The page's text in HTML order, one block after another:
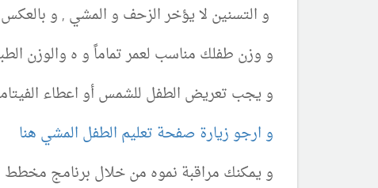
و التسنين لا يؤخر الزحف و المشي , و
و وزن طفلك مناسب لعمر تماماً و ه والوزن
و يجب تعريض الطفل للشمس أو اعطاء
و ارجو زيارة صفحة تعليم الطفل المشي هنا
و يمكنك مراقبة نموه من خلال برنامج مخطط